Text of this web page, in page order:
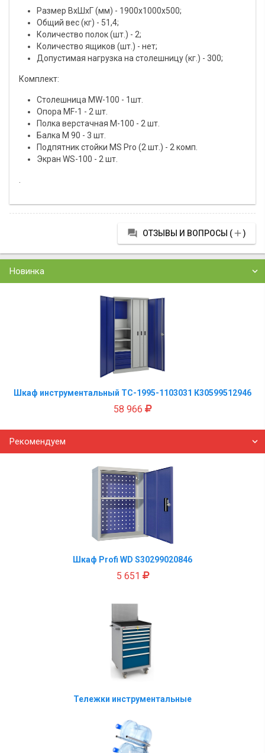
Размер ВхШхГ (мм) - 1900х1000х500;
Общий вес (кг) - 51,4;
Количество полок (шт.) - 2;
Количество ящиков (шт.) - нет;
Допустимая нагрузка на столешницу (кг.) - 300;
Комплект:
Столешница МW-100 - 1шт.
Опора МF-1 - 2 шт.
Полка верстачная М-100 - 2 шт.
Балка M 90 - 3 шт.
Подпятник стойки MS Pro (2 шт.) - 2 комп.
Экран WS-100 - 2 шт.
 ОТЗЫВЫ И ВОПРОСЫ ()
Новинка
Шкаф инструментальный TC-1995-1103031 К30599512946
58 966
Рекомендуем
Шкаф Profi WD S30299020846
5 651
Тележки инструментальные